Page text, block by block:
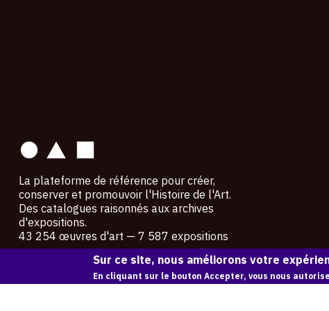
La plateforme de référence pour créer,
conserver et promouvoir l'Histoire de l'Art.
Des catalogues raisonnés aux archives
d'expositions.
43 254 œuvres d'art — 7 587 expositions
Copyright © OAM 2026. Tous droits réservés.
Sur ce site, nous améliorons votre
En cliquant sur le bouton Accepter, vous nous